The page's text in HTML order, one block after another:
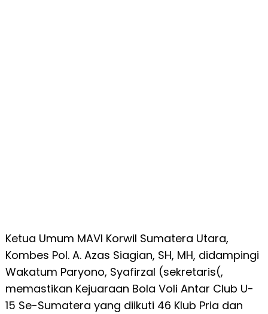
Ketua Umum MAVI Korwil Sumatera Utara,
Kombes Pol. A. Azas Siagian, SH, MH, didampingi
Wakatum Paryono, Syafirzal (sekretaris(,
memastikan Kejuaraan Bola Voli Antar Club U-
15 Se-Sumatera yang diikuti 46 Klub Pria dan